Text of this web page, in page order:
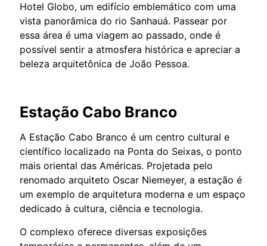
Hotel Globo, um edifício emblemático com uma
vista panorâmica do rio Sanhauá. Passear por
essa área é uma viagem ao passado, onde é
possível sentir a atmosfera histórica e apreciar a
beleza arquitetônica de João Pessoa.
Estação Cabo Branco
A Estação Cabo Branco é um centro cultural e
científico localizado na Ponta do Seixas, o ponto
mais oriental das Américas. Projetada pelo
renomado arquiteto Oscar Niemeyer, a estação é
um exemplo de arquitetura moderna e um espaço
dedicado à cultura, ciência e tecnologia.
O complexo oferece diversas exposições